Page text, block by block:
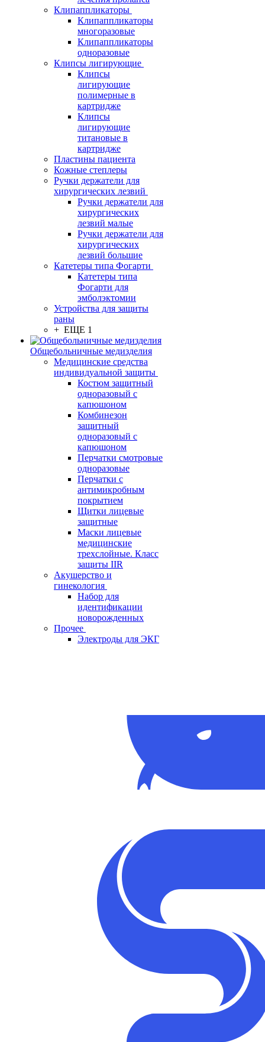
Клипаппликаторы
Клипаппликаторы
многоразовые
Клипаппликаторы
одноразовые
Клипсы лигирующие
Клипсы
лигирующие
полимерные в
картридже
Клипсы
лигирующие
титановые в
картридже
Пластины пациента
Кожные степлеры
Ручки держатели для
хирургических лезвий
Ручки держатели для
хирургических
лезвий малые
Ручки держатели для
хирургических
лезвий большие
Катетеры типа Фогарти
Катетеры типа
Фогарти для
эмболэктомии
Устройства для защиты
раны
+ ЕЩЕ 1
Общебольничные медизделия
Медицинские средства
индивидуальной защиты
Костюм защитный
одноразовый с
капюшоном
Комбинезон
защитный
одноразовый с
капюшоном
Перчатки смотровые
одноразовые
Перчатки с
антимикробным
покрытием
Щитки лицевые
защитные
Маски лицевые
медицинские
трехслойные. Класс
защиты IIR
Акушерство и
гинекология
Набор для
идентификации
новорожденных
Прочее
Электроды для ЭКГ